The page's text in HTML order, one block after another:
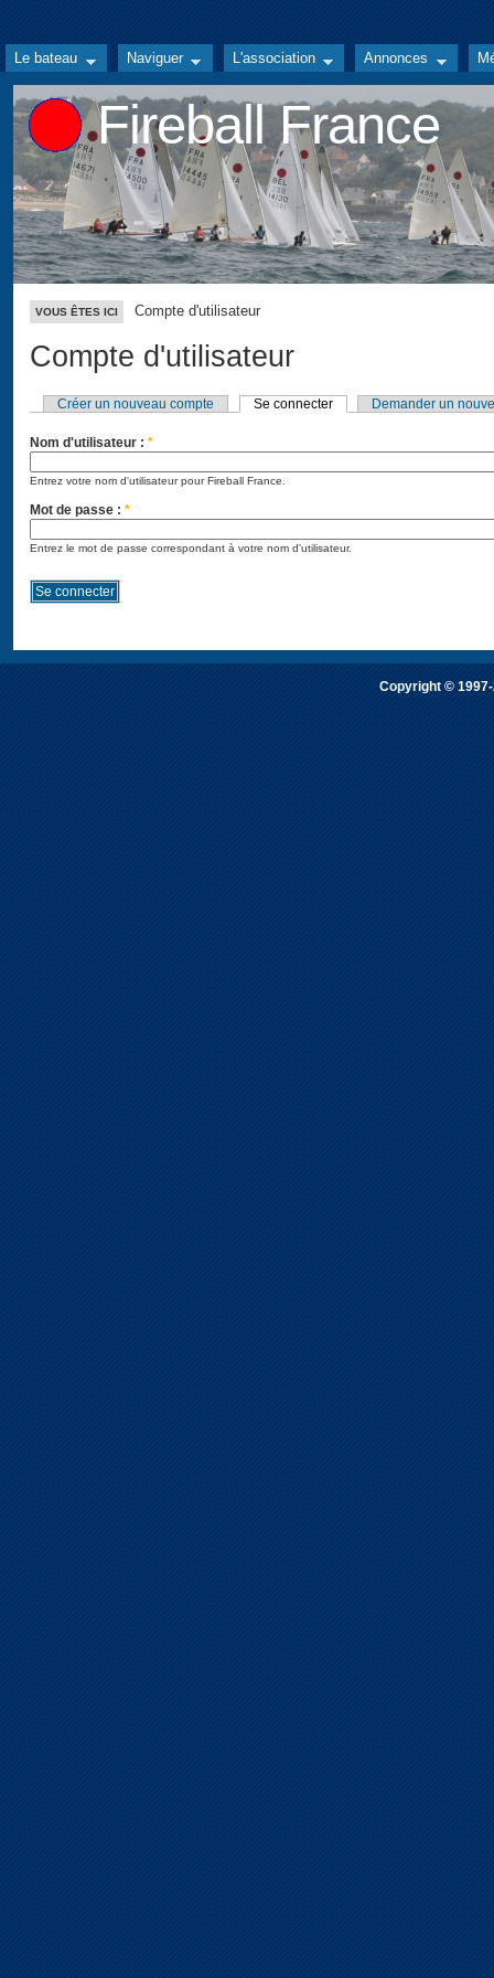
Le bateau Naviguer L'association Annonces
Fireball France
VOUS ÊTES ICI Compte d'utilisateur
Compte d'utilisateur
Créer un nouveau compte Se connecter Demander un
Nom d'utilisateur : *
Entrez votre nom d'utilisateur pour Fireball France.
Mot de passe : *
Entrez le mot de passe correspondant à votre nom d'utilisateur.
Copyright ©